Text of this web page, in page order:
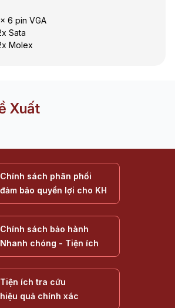
6 pin VGA
Sata
Molex
Xuất
Chính sách phân phối
đảm bảo quyền lợi cho KH
Chính sách bảo hành
Nhanh chóng - Tiện ích
Tiện ích tra cứu
hiệu quả chính xác